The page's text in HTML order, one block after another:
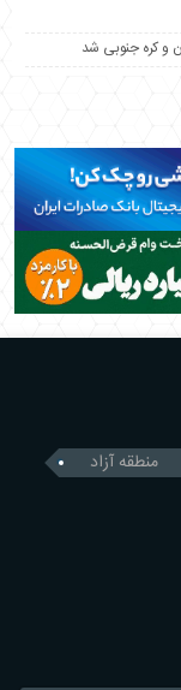
و کره جنوبی شد
منطقه آزاد